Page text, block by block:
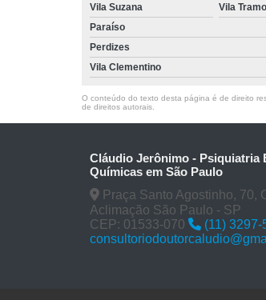
Vila Suzana
Vila
Paraíso
Perdizes
Vila Clementino
O conteúdo do texto desta página é de direito
de direitos autorais
Cláudio Jerônimo - Psiquiatria
Químicas em São Paulo
Praça Santo Agostinho, 70,
Aclimação São Paulo - SP
CEP: 01533-070
(11) 3297-